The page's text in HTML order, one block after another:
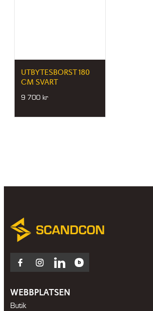
UTBYTESBORST 180
CM SVART
9 700 kr
Facebook
Instagram
LinkedInBlocket
WEBBPLATSEN
Butik